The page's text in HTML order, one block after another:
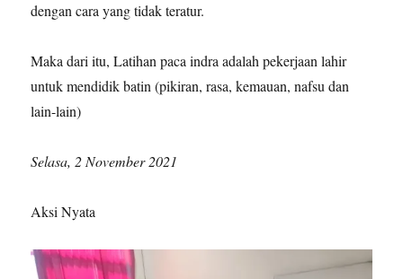
dengan cara yang tidak teratur.
Maka dari itu, Latihan paca indra adalah pekerjaan lahir
untuk mendidik batin (pikiran, rasa, kemauan, nafsu dan
lain-lain)
Selasa, 2 November 2021
Aksi Nyata